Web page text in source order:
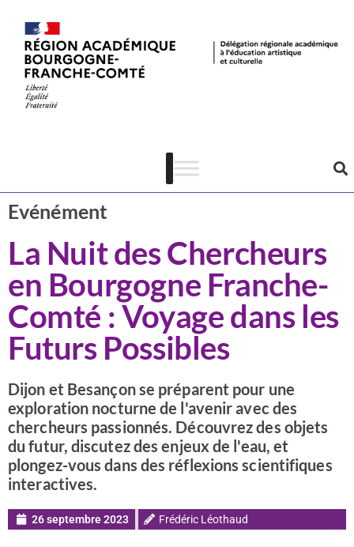
Evénément
La Nuit des Chercheurs
en Bourgogne Franche-
Comté : Voyage dans les
Futurs Possibles
Dijon et Besançon se préparent pour une
exploration nocturne de l'avenir avec des
chercheurs passionnés. Découvrez des objets
du futur, discutez des enjeux de l'eau, et
plongez-vous dans des réflexions scientifiques
interactives.
26 septembre 2023 Frédéric Léothaud